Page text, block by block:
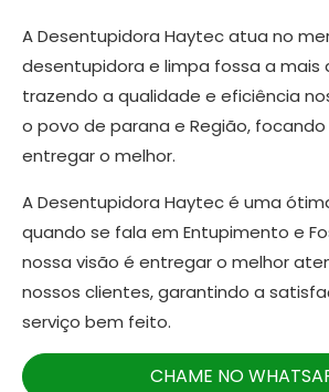
A Desentupidora Haytec atua no
desentupidora e limpa fossa a mais
trazendo a qualidade e eficiência
o povo de parana e Região,
entregar o melhor.
A Desentupidora Haytec é uma
quando se fala em Entupimento e
nossa visão é entregar o melhor
nossos clientes, garantindo a
serviço bem feito.
CHAME NO